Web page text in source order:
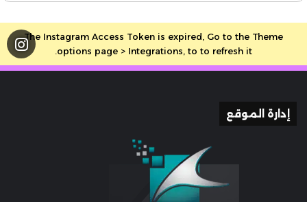
The Instagram Access Token is expired, Go to the Theme
options page > Integrations, to to refresh it.
إدارة الموقع